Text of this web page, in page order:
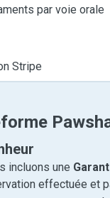
par voie orale
Stripe
incluons une
effectuée et